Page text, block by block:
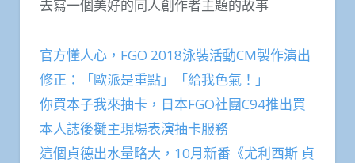
去寫一個美好的同人創作者主題的故事
官方懂人心，FGO 2018泳裝活動CM製作演出
修正：「歐派是重點」「給我色氣！」
你買本子我來抽卡，日本FGO社團C94推出買
本人誌後攤主現場表演抽卡服務
這個貞德出水量略大，10月新番《尤利西斯 貞